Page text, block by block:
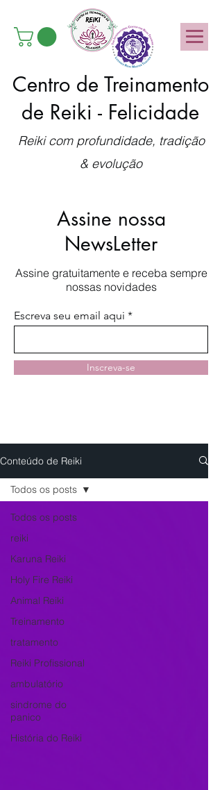
Centro de Treinamento
de Reiki - Felicidade
Reiki com profundidade, tradição
& evolução
Assine nossa
NewsLetter
Assine gratuitamente e receba sempre
nossas novidades
Escreva seu email aqui
Inscreva-se
Conteúdo de Reiki
Todos os posts
reiki
Karuna Reiki
Holy Fire Reiki
Animal Reiki
Treinamento
tratamento
Reiki Profissional
ambulatório
sindrome do
panico
História do Reiki
Todos os posts